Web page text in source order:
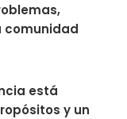
comunidad
está
y un